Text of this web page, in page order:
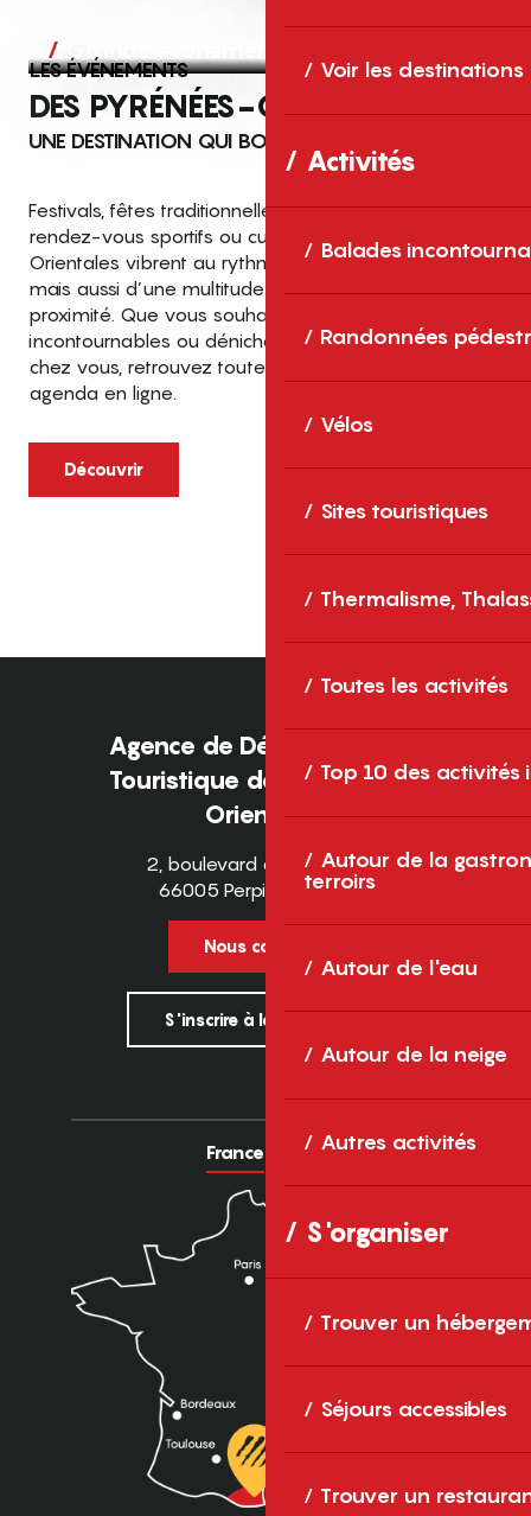
Voir les destinations
Activités
Balades
Randonnées
Vélos
Sites touristiques
Thermalisme,
Toutes les activités
Top 10 des activités
Autour de la
terroirs
Autour de l'eau
Autour de la neige
Autres activités
S'organiser
Trouver un
Séjours accessibles
Trouver un
Grands événements
LES ÉVÉNEMENTS
DES PYRÉNÉES-ORIENTALES
UNE DESTINATION QUI BOUGE TOUTE L’ANNÉE
Festivals, fêtes traditionnelles, concerts, expositions,
rendez-vous sportifs ou culturels… les Pyrénées-
Orientales vibrent au rythme de grands temps forts
mais aussi d’une multitude d’événements de
proximité. Que vous souhaitiez vivre les
incontournables ou dénicher des sorties près de
chez vous, retrouvez toutes les infos dans notre
agenda en ligne.
Découvrir
Top des événements et sorties
en famille
cet été dans les Pyrénées-Orientales
Entre mer Méditerranée, villages de
caractère et grands espaces naturels, les
Pyrénées-Orientales sont une destination
idéale pour partager des moments en
famille tout au long...
Agence de Développement
Touristique des Pyrénées-
Orientales
2, boulevard des Pyrénées
66005 Perpignan Cedex
Nous contacter
S'inscrire à la newsletter
France Europe